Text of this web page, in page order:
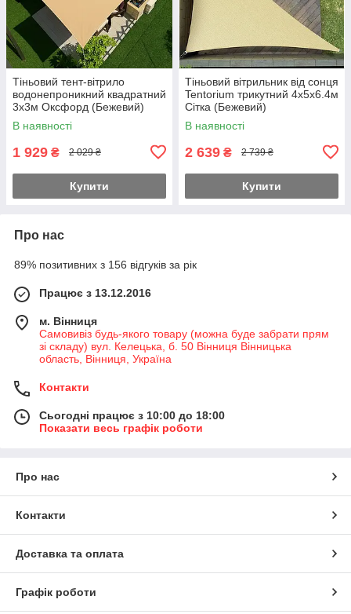
Тіньовий тент-вітрило
водонепроникний квадратний
3х3м Оксфорд (Бежевий)
В наявності
1 929 ₴ 2 029 ₴
Купити
Тіньовий вітрильник від сонця
Tentorium трикутний 4х5х6.4м
Сітка (Бежевий)
В наявності
2 639 ₴ 2 739 ₴
Купити
Про нас
89% позитивних з 156 відгуків за рік
Працює з 13.12.2016
м. Вінниця
Самовивіз будь-якого товару (можна буде забрати прям
зі складу) вул. Келецька, б. 50 Вінниця Вінницька
область, Вінниця, Україна
Контакти
Сьогодні працює з 10:00 до 18:00
Показати весь графік роботи
Про нас
Контакти
Доставка та оплата
Графік роботи